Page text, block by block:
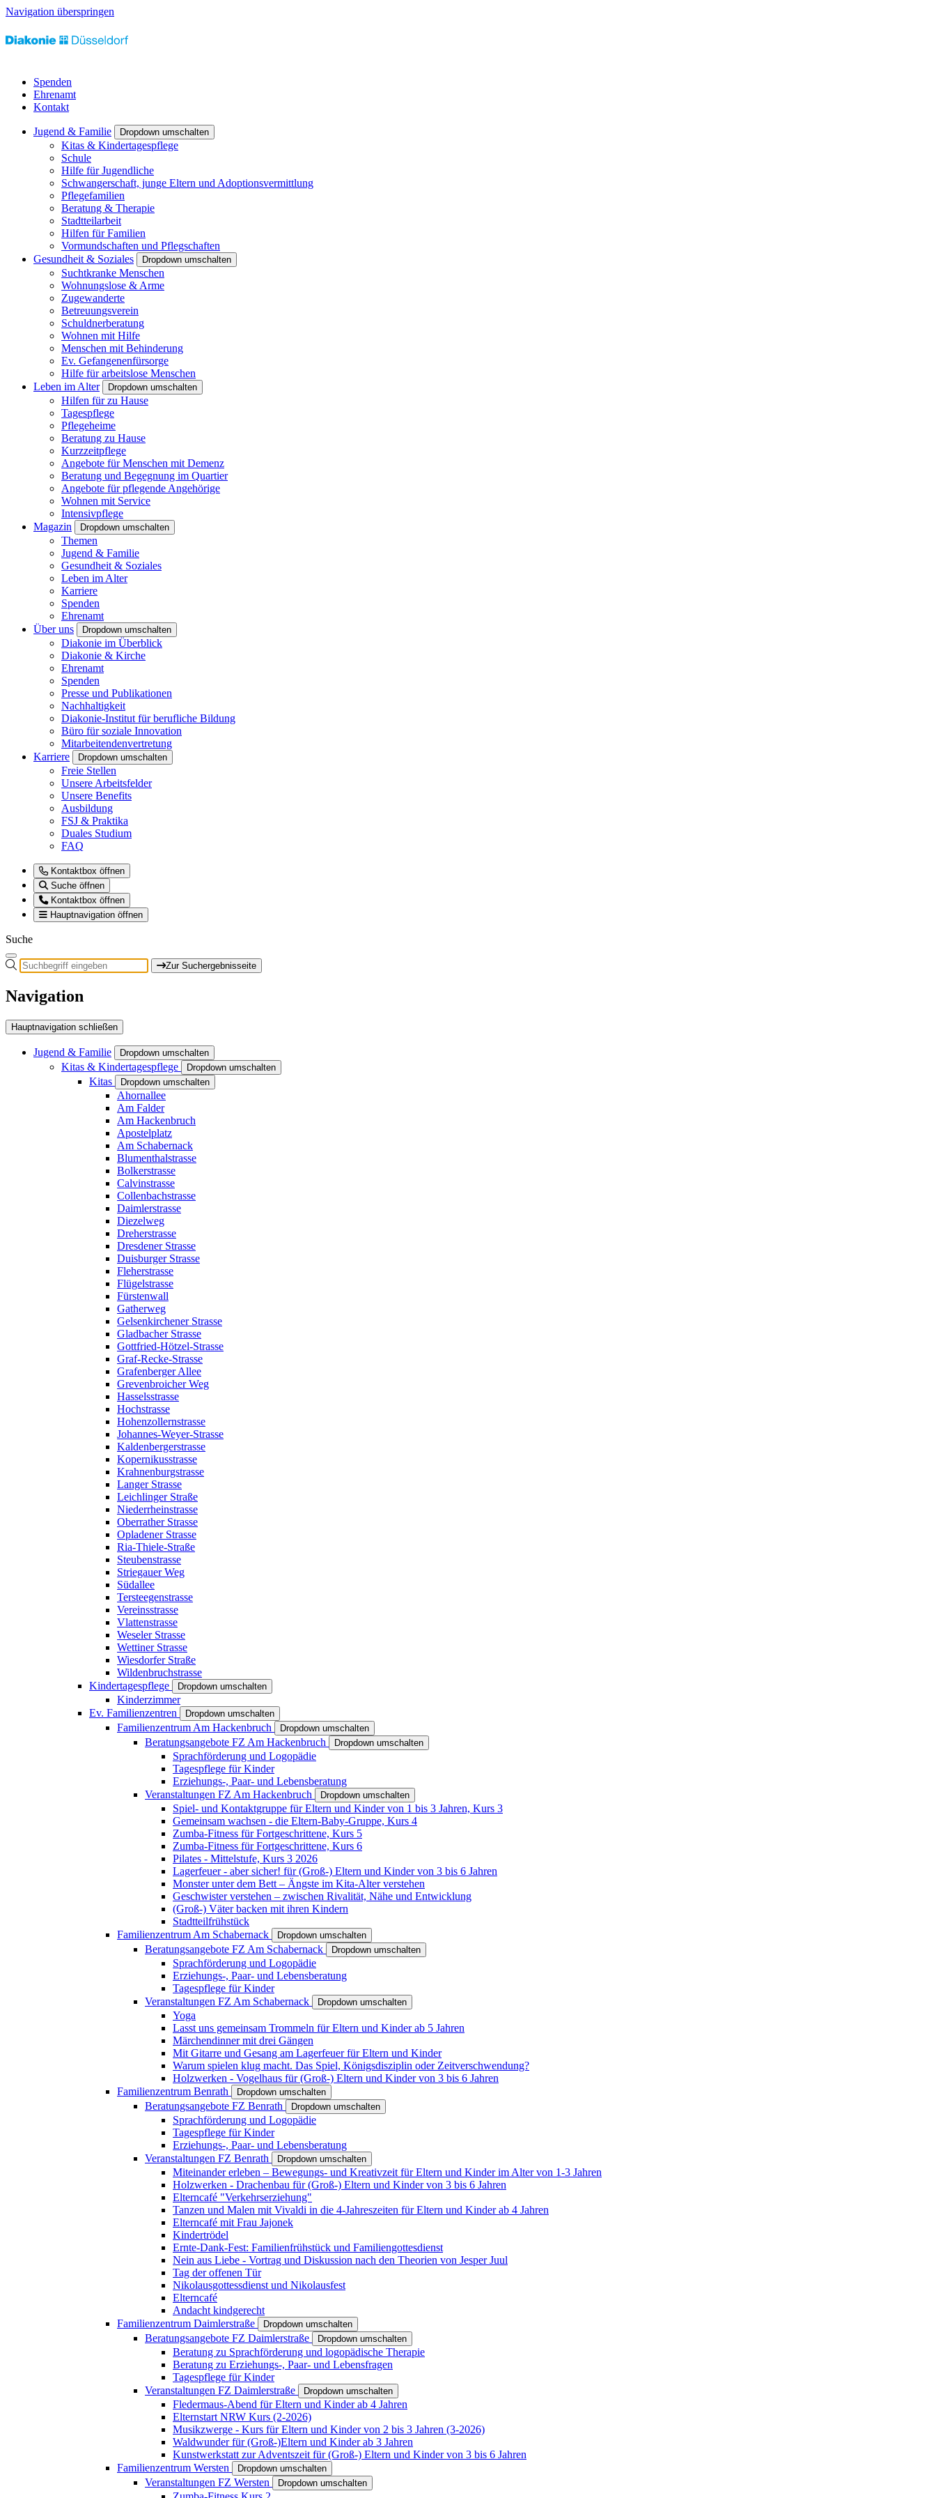
Navigation überspringen
Spenden
Ehrenamt
Kontakt
Jugend & Familie Dropdown umschalten
Kitas & Kindertagespflege
Schule
Hilfe für Jugendliche
Schwangerschaft, junge Eltern und Adoptionsvermittlung
Pflegefamilien
Beratung & Therapie
Stadtteilarbeit
Hilfen für Familien
Vormundschaften und Pflegschaften
Gesundheit & Soziales
Dropdown umschalten
Suchtkranke Menschen
Wohnungslose & Arme
Zugewanderte
Betreuungsverein
Schuldnerberatung
Wohnen mit Hilfe
Menschen mit Behinderung
Ev. Gefangenenfürsorge
Hilfe für arbeitslose Menschen
Leben im Alter
Dropdown umschalten
Hilfen für zu Hause
Tagespflege
Pflegeheime
Beratung zu Hause
Kurzzeitpflege
Angebote für Menschen mit Demenz
Beratung und Begegnung im Quartier
Angebote für pflegende Angehörige
Wohnen mit Service
Intensivpflege
Magazin
Dropdown umschalten
Themen
Jugend & Familie
Gesundheit & Soziales
Leben im Alter
Karriere
Spenden
Ehrenamt
Über uns
Dropdown umschalten
Diakonie im Überblick
Diakonie & Kirche
Ehrenamt
Spenden
Presse und Publikationen
Nachhaltigkeit
Diakonie-Institut für berufliche Bildung
Büro für soziale Innovation
Mitarbeitendenvertretung
Karriere
Dropdown umschalten
Freie Stellen
Unsere Arbeitsfelder
Unsere Benefits
Ausbildung
FSJ & Praktika
Duales Studium
FAQ
Kontaktbox öffnen
Suche öffnen
Kontaktbox öffnen
Hauptnavigation öffnen
Suche
Zur Suchergebnisseite
Navigation
Hauptnavigation schließen
Jugend & Familie Dropdown umschalten
Kitas & Kindertagespflege Dropdown umschalten
Kitas Dropdown umschalten
Ahornallee
Am Falder
Am Hackenbruch
Apostelplatz
Am Schabernack
Blumenthalstrasse
Bolkerstrasse
Calvinstrasse
Collenbachstrasse
Daimlerstrasse
Diezelweg
Dreherstrasse
Dresdener Strasse
Duisburger Strasse
Fleherstrasse
Flügelstrasse
Fürstenwall
Gatherweg
Gelsenkirchener Strasse
Gladbacher Strasse
Gottfried-Hötzel-Strasse
Graf-Recke-Strasse
Grafenberger Allee
Grevenbroicher Weg
Hasselsstrasse
Hochstrasse
Hohenzollernstrasse
Johannes-Weyer-Strasse
Kaldenbergerstrasse
Kopernikusstrasse
Krahnenburgstrasse
Langer Strasse
Leichlinger Straße
Niederrheinstrasse
Oberrather Strasse
Opladener Strasse
Ria-Thiele-Straße
Steubenstrasse
Striegauer Weg
Südallee
Tersteegenstrasse
Vereinsstrasse
Vlattenstrasse
Weseler Strasse
Wettiner Strasse
Wiesdorfer Straße
Wildenbruchstrasse
Kindertagespflege
Dropdown umschalten
Kinderzimmer
Ev. Familienzentren
Dropdown umschalten
Familienzentrum Am Hackenbruch Dropdown umschalten
Beratungsangebote FZ Am Hackenbruch Dropdown umschalten
Sprachförderung und Logopädie
Tagespflege für Kinder
Erziehungs-, Paar- und Lebensberatung
Veranstaltungen FZ Am Hackenbruch
Dropdown umschalten
Spiel- und Kontaktgruppe für Eltern und Kinder von 1 bis 3 Jahren, Kurs 3
Gemeinsam wachsen - die Eltern-Baby-Gruppe, Kurs 4
Zumba-Fitness für Fortgeschrittene, Kurs 5
Zumba-Fitness für Fortgeschrittene, Kurs 6
Pilates - Mittelstufe, Kurs 3 2026
Lagerfeuer - aber sicher! für (Groß-) Eltern und Kinder von 3 bis 6 Jahren
Monster unter dem Bett – Ängste im Kita-Alter verstehen
Geschwister verstehen – zwischen Rivalität, Nähe und Entwicklung
(Groß-) Väter backen mit ihren Kindern
Stadtteilfrühstück
Familienzentrum Am Schabernack
Dropdown umschalten
Beratungsangebote FZ Am Schabernack Dropdown umschalten
Sprachförderung und Logopädie
Erziehungs-, Paar- und Lebensberatung
Tagespflege für Kinder
Veranstaltungen FZ Am Schabernack
Dropdown umschalten
Yoga
Lasst uns gemeinsam Trommeln für Eltern und Kinder ab 5 Jahren
Märchendinner mit drei Gängen
Mit Gitarre und Gesang am Lagerfeuer für Eltern und Kinder
Warum spielen klug macht. Das Spiel, Königsdisziplin oder Zeitverschwendung?
Holzwerken - Vogelhaus für (Groß-) Eltern und Kinder von 3 bis 6 Jahren
Familienzentrum Benrath
Dropdown umschalten
Beratungsangebote FZ Benrath Dropdown umschalten
Sprachförderung und Logopädie
Tagespflege für Kinder
Erziehungs-, Paar- und Lebensberatung
Veranstaltungen FZ Benrath
Dropdown umschalten
Miteinander erleben – Bewegungs- und Kreativzeit für Eltern und Kinder im Alter von 1-3 Jahren
Holzwerken - Drachenbau für (Groß-) Eltern und Kinder von 3 bis 6 Jahren
Elterncafé "Verkehrserziehung"
Tanzen und Malen mit Vivaldi in die 4-Jahreszeiten für Eltern und Kinder ab 4 Jahren
Elterncafé mit Frau Jajonek
Kindertrödel
Ernte-Dank-Fest: Familienfrühstück und Familiengottesdienst
Nein aus Liebe - Vortrag und Diskussion nach den Theorien von Jesper Juul
Tag der offenen Tür
Nikolausgottessdienst und Nikolausfest
Elterncafé
Andacht kindgerecht
Familienzentrum Daimlerstraße
Dropdown umschalten
Beratungsangebote FZ Daimlerstraße Dropdown umschalten
Beratung zu Sprachförderung und logopädische Therapie
Beratung zu Erziehungs-, Paar- und Lebensfragen
Tagespflege für Kinder
Veranstaltungen FZ Daimlerstraße
Dropdown umschalten
Fledermaus-Abend für Eltern und Kinder ab 4 Jahren
Elternstart NRW Kurs (2-2026)
Musikzwerge - Kurs für Eltern und Kinder von 2 bis 3 Jahren (3-2026)
Waldwunder für (Groß-)Eltern und Kinder ab 3 Jahren
Kunstwerkstatt zur Adventszeit für (Groß-) Eltern und Kinder von 3 bis 6 Jahren
Familienzentrum Wersten
Dropdown umschalten
Veranstaltungen FZ Wersten Dropdown umschalten